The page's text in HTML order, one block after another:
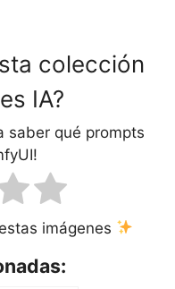
colección
IA?
saber qué prompts
imágenes